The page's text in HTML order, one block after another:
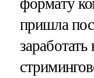
пришла